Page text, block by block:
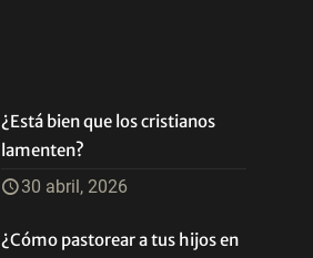
¿Está bien que los cristianos
lamenten?
30 abril, 2026
¿Cómo pastorear a tus hijos en